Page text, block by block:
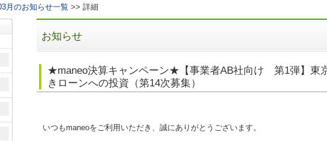
月のお知らせ一覧 >> 詳細
お知らせ
★maneo決算キャンペーン★【事業者AB社向け 第1弾】東
きローンへの投資（第14次募集）
いつもmaneoをご利用いただき、誠にありがとうございます。